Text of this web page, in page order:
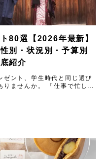
80選【2026年最新】
別・状況別・予算別
紹介
ゼント、学生時代と同じ選び
りませんか。 「仕事で忙しい